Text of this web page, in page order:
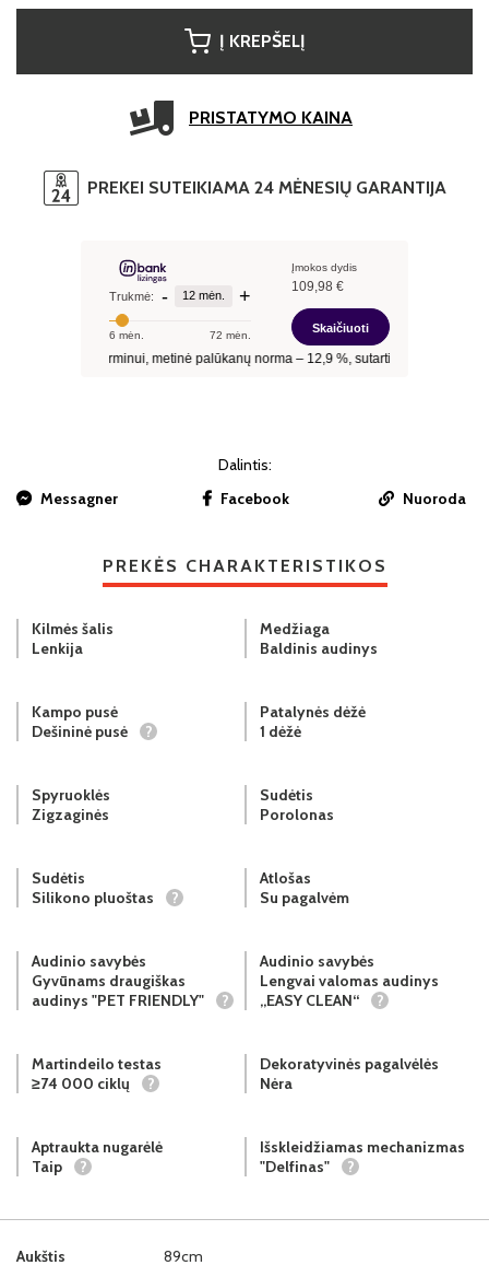
Į KREPŠELĮ
PRISTATYMO KAINA
PREKEI SUTEIKIAMA 24 MĖNESIŲ GARANTIJA
Dalintis:
Messagner
Facebook Nuoroda
PREKĖS CHARAKTERISTIKOS
Aukštis 89cm
Kilmės šalis
Lenkija
Medžiaga
Baldinis audinys
Kampo pusė
Dešininė pusė
?
Patalynės dėžė
1 dėžė
Spyruoklės
Zigzaginės
Sudėtis
Porolonas
Sudėtis
Silikono pluoštas
?
Atlošas
Su pagalvėm
Audinio savybės
Gyvūnams draugiškas
audinys "PET FRIENDLY"
?
Audinio savybės
Lengvai valomas audinys
„EASY CLEAN“
?
Martindeilo testas
≥74 000 ciklų
?
Dekoratyvinės pagalvėlės
Nėra
Aptraukta nugarėlė
Taip
?
Išskleidžiamas mechanizmas
"Delfinas"
?